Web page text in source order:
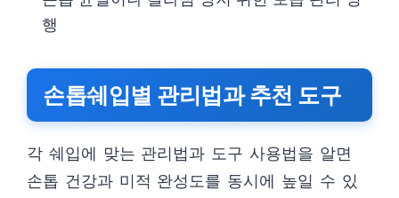
행
손톱쉐입별 관리법과 추천 도구
각 쉐입에 맞는 관리법과 도구 사용법을 알면
손톱 건강과 미적 완성도를 동시에 높일 수 있